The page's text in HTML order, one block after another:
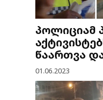
პოლიციამ
წაართვა
01.06.2023